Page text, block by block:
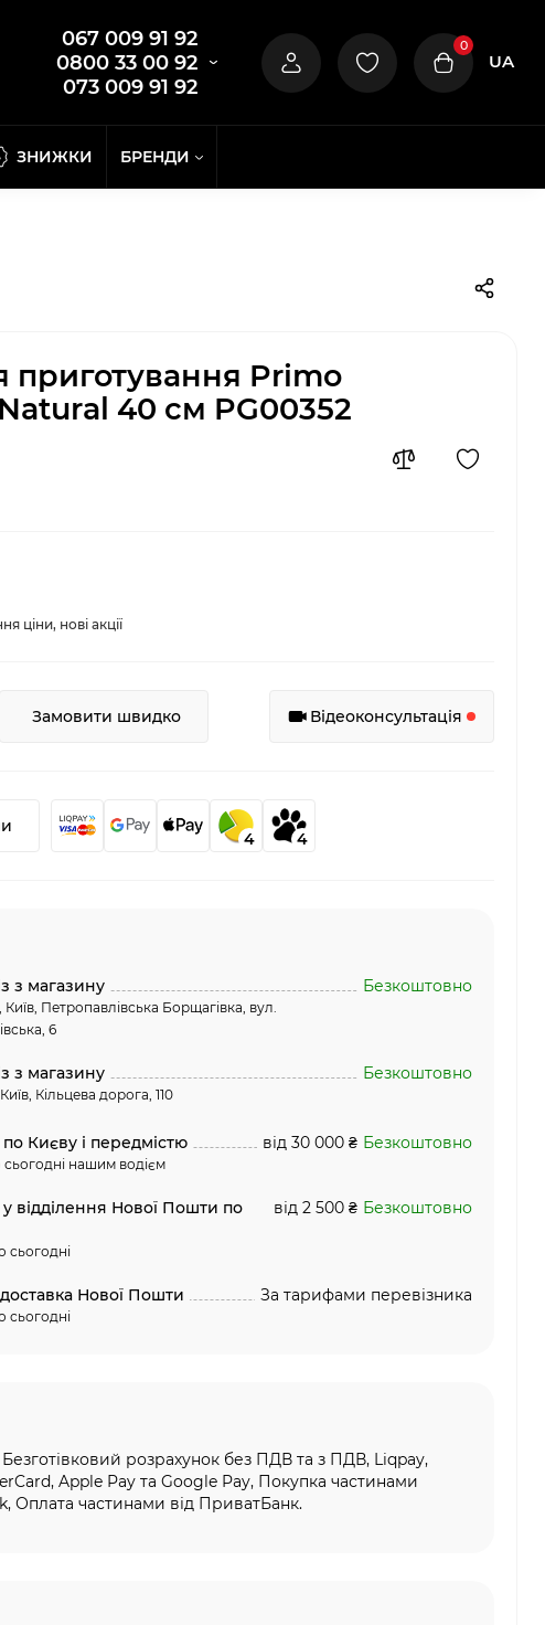
067 009 91 92
0800 33 00 92
073 009 91 92
0
UA
ЗНИЖКИ БРЕНДИ
приготування Primo
40 см PG00352
ціни, нові акції
Замовити швидко Відеоконсультація
4 4
з магазину
Петропавлівська Борщагівка, вул.
6
Безкоштовно
з магазину
Кільцева дорога, 110
Безкоштовно
Києву і передмістю
нашим водієм
від 30 000 ₴ Безкоштовно
відділення Нової Пошти по
сьогодні
від 2 500 ₴ Безкоштовно
Нової Пошти
сьогодні
За тарифами перевізника
Безготівковий розрахунок без ПДВ та з ПДВ, Liqpay,
Apple Pay та Google Pay, Покупка частинами
Оплата частинами від ПриватБанк.